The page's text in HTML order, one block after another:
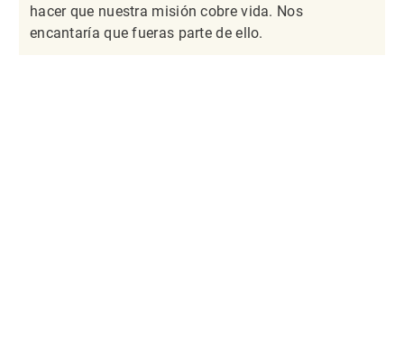
hacer que nuestra misión cobre vida. Nos
encantaría que fueras parte de ello.